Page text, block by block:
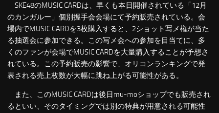
SKE48のMUSIC CARDは、早くも本日開催されている「12月
のカンガルー」個別握手会会場にて予約販売されている。会
場内でMUSIC CARDを3枚購入すると、2ショット写メ権が当た
る抽選会に参加できる。この写メ会への参加を目当てに、多
くのファンが会場でMUSIC CARDを大量購入することが予想さ
れている。この予約販売の影響で、オリコンランキングで発
表される売上枚数が大幅に跳ね上がる可能性がある。
また、このMUSIC CARDは後日mu-moショップでも販売され
るといい、そのタイミングでは別の特典が用意される可能性